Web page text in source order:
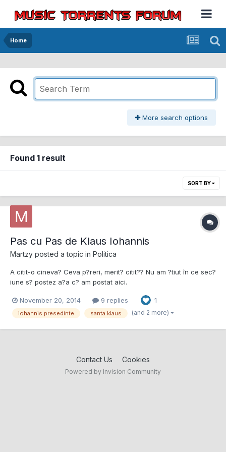
Home
More search options
Found 1 result
SORT BY
Pas cu Pas de Klaus Iohannis
Martzy posted a topic in Politica
A citit-o cineva? Ceva p?reri, merit? citit?? Nu am ?tiut în ce sec?
iune s? postez a?a c? am postat aici.
November 20, 2014 9 replies 1
iohannis presedinte santa klaus (and 2 more)
Contact Us Cookies
Powered by Invision Community